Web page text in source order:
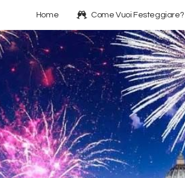
Home Come Vuoi Festeggiare?